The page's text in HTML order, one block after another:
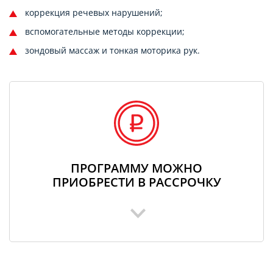
коррекция речевых нарушений;
вспомогательные методы коррекции;
зондовый массаж и тонкая моторика рук.
ПРОГРАММУ МОЖНО
ПРИОБРЕСТИ В РАССРОЧКУ